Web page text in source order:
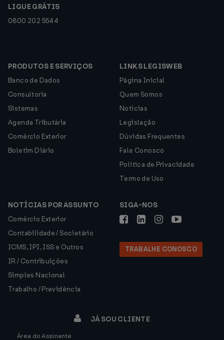
LIGUE GRÁTIS
0800 202 5544
PRODUTOS E SERVIÇOS
Banco de Dados
Consultoria
Sistemas
Agenda Tributária
Comércio Exterior
Boletim Diário
LINKS LEGISWEB
Página Inicial
Quem Somos
Notícias
Legislação
Dúvidas Frequentes
Fale Conosco
Política de Privacidade
Termo de Uso
NOTÍCIAS POR ASSUNTO
Comércio Exterior
Contabilidade / Societário
ICMS, IPI, ISS e Outros
IR / Contribuições
Simples Nacional
Trabalho / Previdência
SIGA-NOS
TRABALHE CONOSCO
JÁ SOU CLIENTE
Área do Assinante